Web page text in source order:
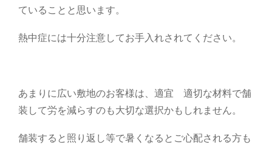
ていることと思います。
熱中症には十分注意してお手入れされてください。
あまりに広い敷地のお客様は、適宜 適切な材料で舗
装して労を減らすのも大切な選択かもしれません。
舗装すると照り返し等で暑くなるとご心配される方も